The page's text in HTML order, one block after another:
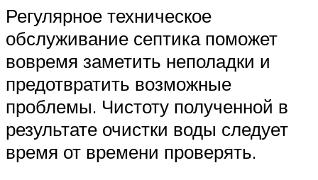
Регулярное техническое
обслуживание септика поможет
вовремя заметить неполадки и
предотвратить возможные
проблемы. Чистоту полученной в
результате очистки воды следует
время от времени проверять.